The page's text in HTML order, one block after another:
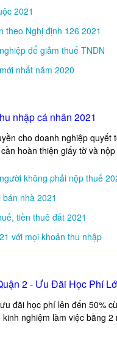
2021
theo Nghị định 126 2021
để giảm thuế TNDN
nhất năm 2020
nhập cá nhân 2021
cho doanh nghiệp quyết
hoàn thiện giấy tờ và
không phải nộp thuế
nhà 2021
tiền thuê đất 2021
với mọi khoản thu nhập
2 - Ưu Đãi Học Phí
đãi học phí lên đến 50%
nghiệm làm việc bằng 2